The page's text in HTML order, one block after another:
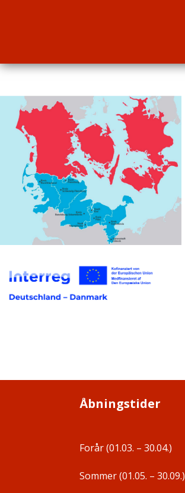
Åbningstider
Forår (01.03. – 30.04.)
Sommer (01.05. – 30.09.)